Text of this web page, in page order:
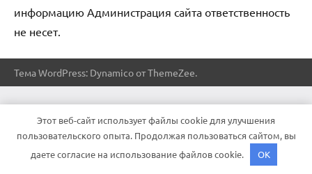
информацию Администрация сайта ответственность
не несет.
Тема WordPress: Dynamico от ThemeZee.
Этот веб-сайт использует файлы cookie для улучшения
пользовательского опыта. Продолжая пользоваться сайтом, вы
даете согласие на использование файлов cookie.
OK